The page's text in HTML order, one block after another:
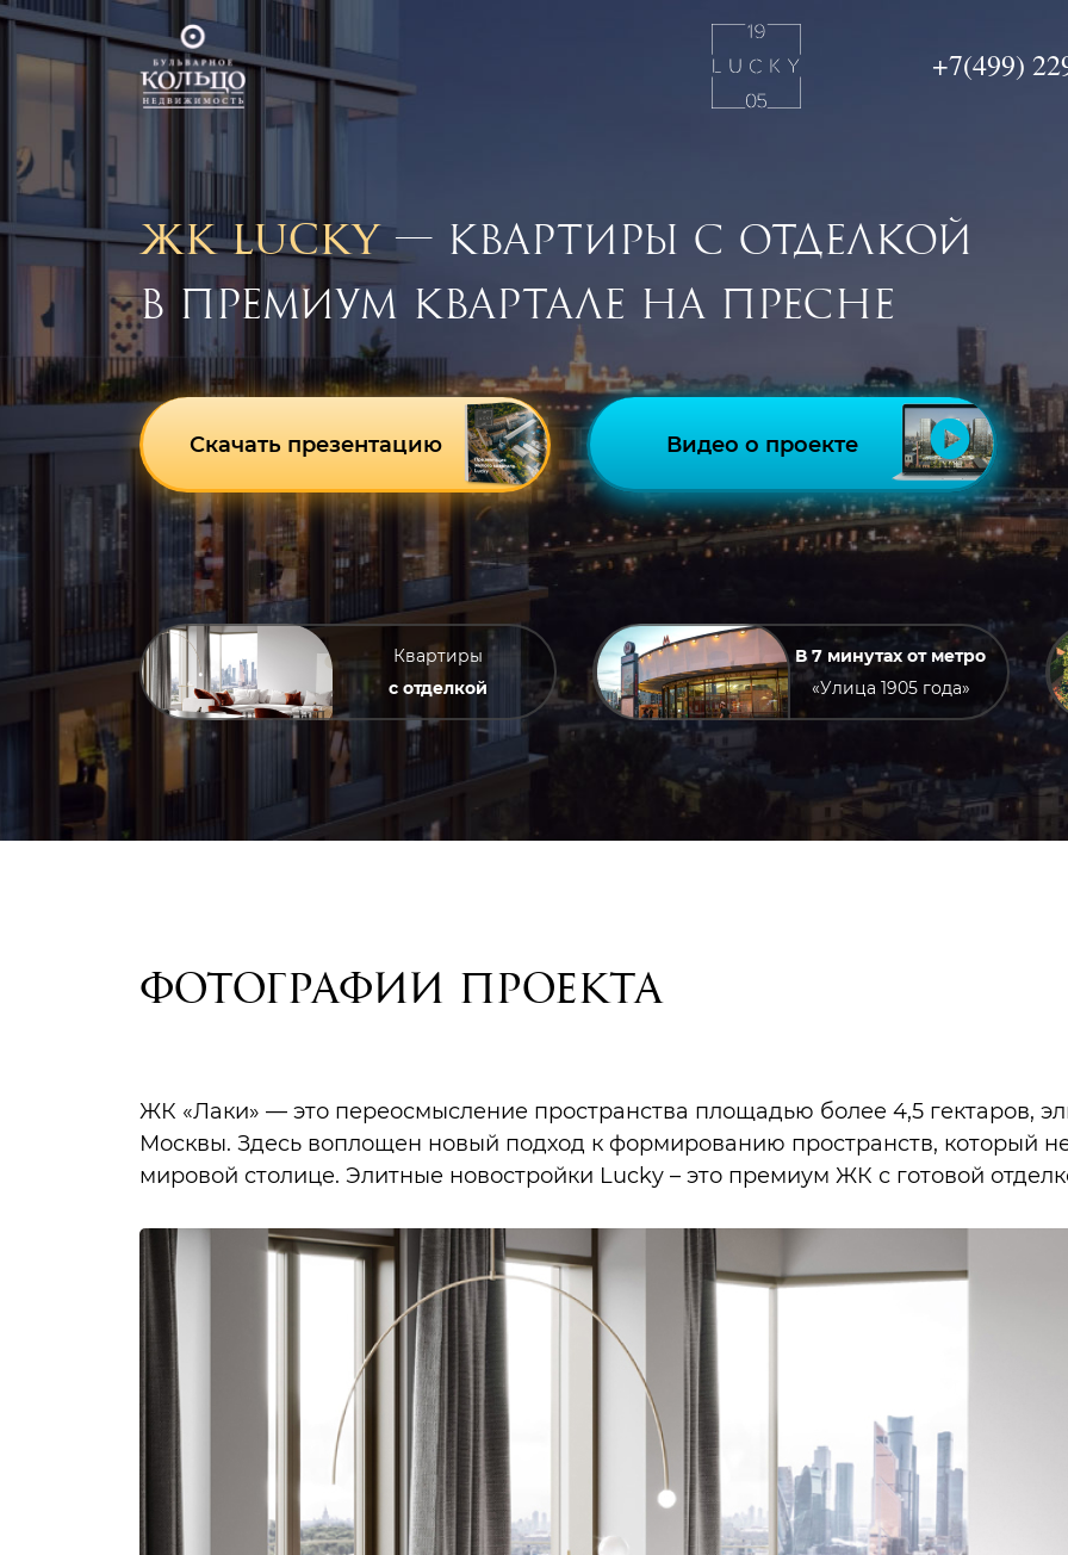
+7(499)
ЖК LUCKY— КВАРТИРЫ С ОТДЕЛКОЙ
В ПРЕМИУМ КВАРТАЛЕ НА ПРЕСНЕ
Скачать презентацию Видео о проекте
Квартиры
с отделкой
В 7 минутах от метро
«Улица 1905 года»
Фотографии проекта
ЖК «Лаки» — это переосмысление пространства площадью более 4,5 гектаров,
Москвы. Здесь воплощен новый подход к формированию пространств, который
мировой столице. Элитные новостройки Lucky – это премиум ЖК с готовой